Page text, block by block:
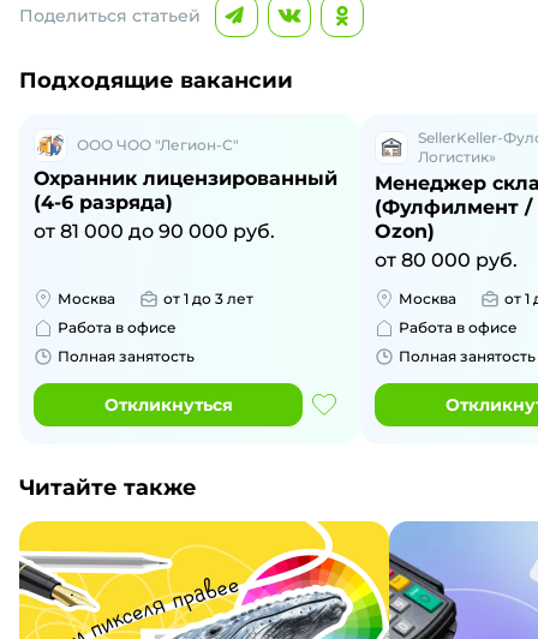
Поделиться статьей
Подходящие вакансии
ООО ЧОО "Легион-С"
Охранник лицензированный
(4-6 разряда)
от 81 000 до 90 000 руб.
Москва
от 1 до 3 лет
Работа в офисе
Полная занятость
Откликнуться
SellerKeller-
Логистик»
Менеджер
(Фулфилмент /
Ozon)
от 80 000 руб.
Москва
от 1
Работа в офисе
Полная занятость
Читайте также